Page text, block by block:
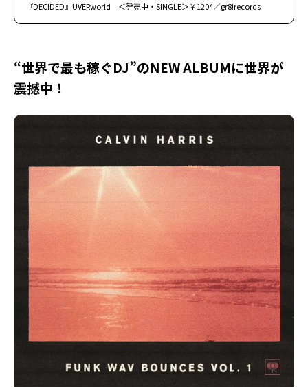
『DECIDED』UVERworld ＜発売中・SINGLE＞￥1204／gr8!records
“世界で最も稼ぐDJ”のNEW ALBUMに世界が
震撼中！